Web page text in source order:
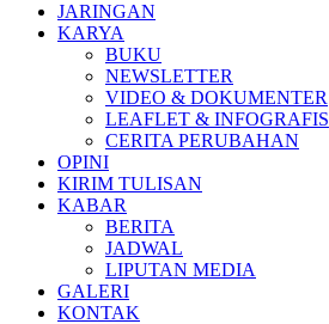
JARINGAN
KARYA
BUKU
NEWSLETTER
VIDEO & DOKUMENTER
LEAFLET & INFOGRAFIS
CERITA PERUBAHAN
OPINI
KIRIM TULISAN
KABAR
BERITA
JADWAL
LIPUTAN MEDIA
GALERI
KONTAK